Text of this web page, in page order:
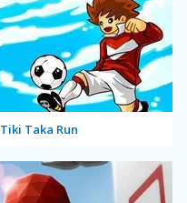
Tiki Taka Run